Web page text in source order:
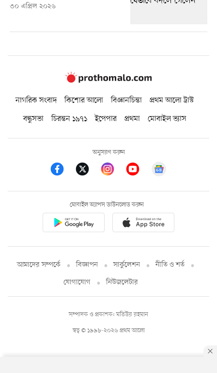
৩০ এপ্রিল ২০২৬
নাগরিক সংবাদ কিশোর আলো বিজ্ঞানচিন্তা
প্রথম আলো ট্রাস্ট
বন্ধুসভা
চিরন্তন ১৯৭১ ইপেপার প্রথমা মোবাইল ভ্যাস
অনুসরণ করুন
মোবাইল অ্যাপস ডাউনলোড করুন
আমাদের সম্পর্কে বিজ্ঞাপন সার্কুলেশন
নীতি ও শর্ত
যোগাযোগ
নিউজলেটার
স্বত্ব © ১৯৯৮-২০২৬ প্রথম আলো
সম্পাদক ও প্রকাশক: মতিউর রহমান